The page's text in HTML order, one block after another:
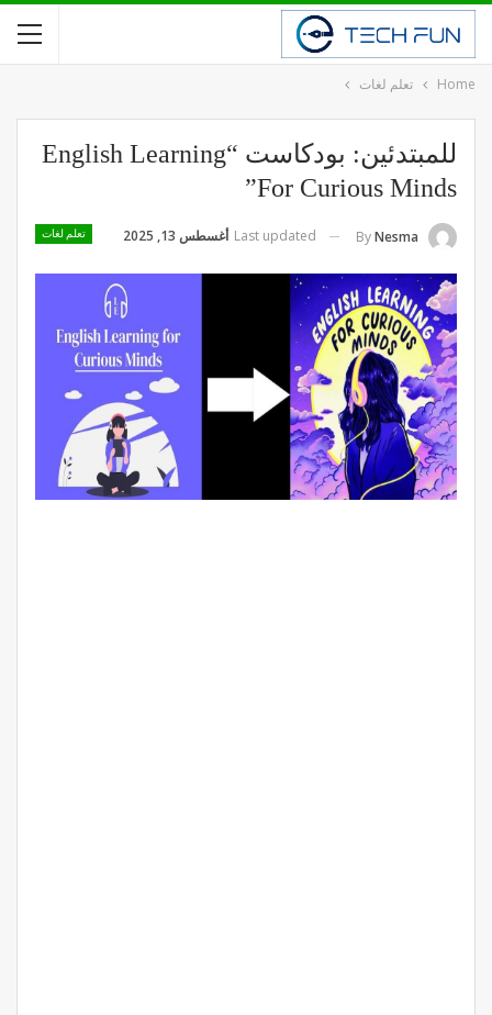
Home تعلم لغات
للمبتدئين: بودكاست “English Learning
For Curious Minds”
تعلم لغات ByNesma
Last updated أغسطس 13, 2025